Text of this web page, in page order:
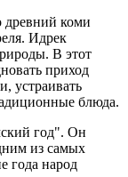
коми
Идрек
В этот
приход
устраивать
блюда.
год". Он
из самых
года народ